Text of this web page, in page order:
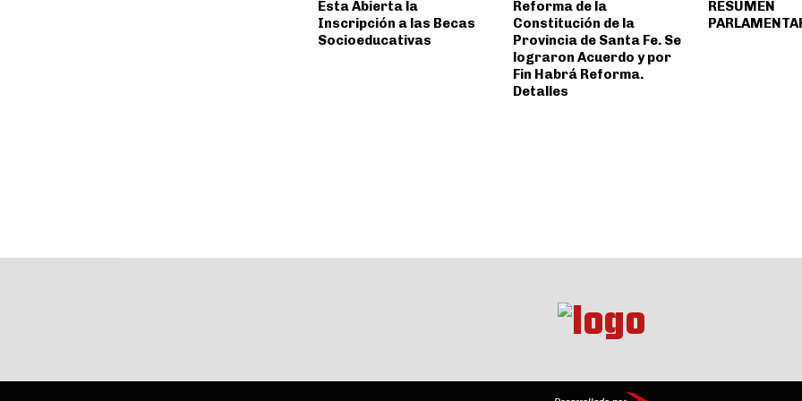
Esta Abierta la
Inscripción a las Becas
Socioeducativas
Reforma de la
Constitución de la
Provincia de Santa Fe. Se
lograron Acuerdo y por
Fin Habrá Reforma.
Detalles
RESUMEN